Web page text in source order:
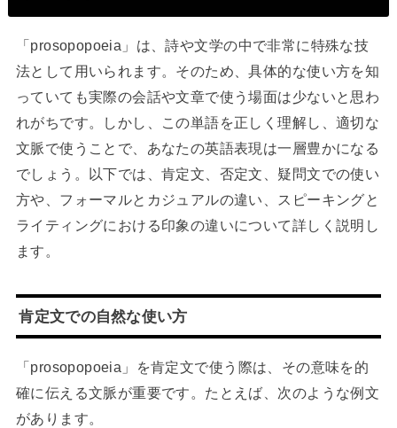
「prosopopoeia」は、詩や文学の中で非常に特殊な技
法として用いられます。そのため、具体的な使い方を知
っていても実際の会話や文章で使う場面は少ないと思わ
れがちです。しかし、この単語を正しく理解し、適切な
文脈で使うことで、あなたの英語表現は一層豊かになる
でしょう。以下では、肯定文、否定文、疑問文での使い
方や、フォーマルとカジュアルの違い、スピーキングと
ライティングにおける印象の違いについて詳しく説明し
ます。
肯定文での自然な使い方
「prosopopoeia」を肯定文で使う際は、その意味を的
確に伝える文脈が重要です。たとえば、次のような例文
があります。